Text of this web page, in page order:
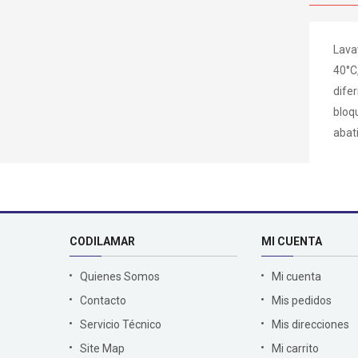
CODILAMAR
Quienes Somos
Contacto
Servicio Técnico
Site Map
MI CUENTA
Mi cuenta
Mis pedidos
Mis direcciones
Mi carrito